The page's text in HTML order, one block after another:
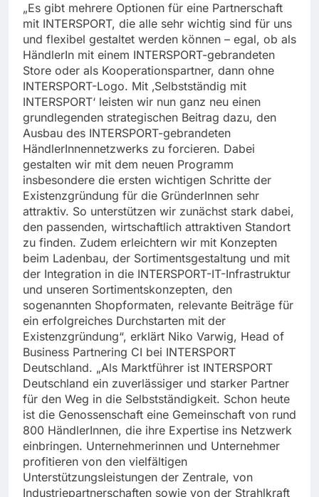
„Es gibt mehrere Optionen für eine Partnerschaft
mit INTERSPORT, die alle sehr wichtig sind für uns
und flexibel gestaltet werden können – egal, ob als
HändlerIn mit einem INTERSPORT-gebrandeten
Store oder als Kooperationspartner, dann ohne
INTERSPORT-Logo. Mit ‚Selbstständig mit
INTERSPORT‘ leisten wir nun ganz neu einen
grundlegenden strategischen Beitrag dazu, den
Ausbau des INTERSPORT-gebrandeten
HändlerInnennetzwerks zu forcieren. Dabei
gestalten wir mit dem neuen Programm
insbesondere die ersten wichtigen Schritte der
Existenzgründung für die GründerInnen sehr
attraktiv. So unterstützen wir zunächst stark dabei,
den passenden, wirtschaftlich attraktiven Standort
zu finden. Zudem erleichtern wir mit Konzepten
beim Ladenbau, der Sortimentsgestaltung und mit
der Integration in die INTERSPORT-IT-Infrastruktur
und unseren Sortimentskonzepten, den
sogenannten Shopformaten, relevante Beiträge für
ein erfolgreiches Durchstarten mit der
Existenzgründung“, erklärt Niko Varwig, Head of
Business Partnering CI bei INTERSPORT
Deutschland. „Als Marktführer ist INTERSPORT
Deutschland ein zuverlässiger und starker Partner
für den Weg in die Selbstständigkeit. Schon heute
ist die Genossenschaft eine Gemeinschaft von rund
800 HändlerInnen, die ihre Expertise ins Netzwerk
einbringen. Unternehmerinnen und Unternehmer
profitieren von den vielfältigen
Unterstützungsleistungen der Zentrale, von
Industriepartnerschaften sowie von der Strahlkraft